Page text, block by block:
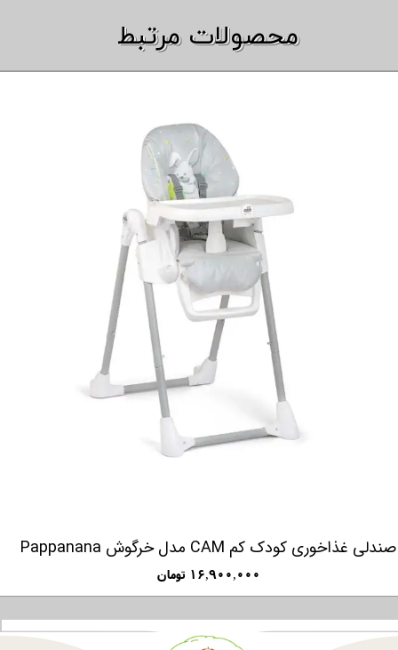
صندلی غذاخوری کودک کم CAM مدل خرگوش Pappanana
۱۶,۹۰۰,۰۰۰ تومان
​​محصولات مرتبط